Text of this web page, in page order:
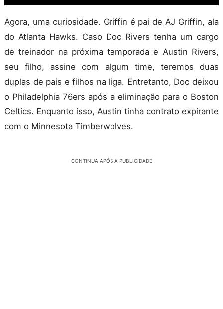
Agora, uma curiosidade. Griffin é pai de AJ Griffin, ala
do Atlanta Hawks. Caso Doc Rivers tenha um cargo
de treinador na próxima temporada e Austin Rivers,
seu filho, assine com algum time, teremos duas
duplas de pais e filhos na liga. Entretanto, Doc deixou
o Philadelphia 76ers após a eliminação para o Boston
Celtics. Enquanto isso, Austin tinha contrato expirante
com o Minnesota Timberwolves.
CONTINUA APÓS A PUBLICIDADE